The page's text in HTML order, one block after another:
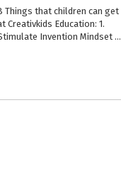
Things that children can get
Creativkids Education: 1.
Stimulate Invention Mindset 2. Creative Thinking 3. Explore Imagination 4. Building Confidence 5. Problem Solving 6. Effective Teamwork 7. Mathematic, History, & Physic 8. Logical Thinkin